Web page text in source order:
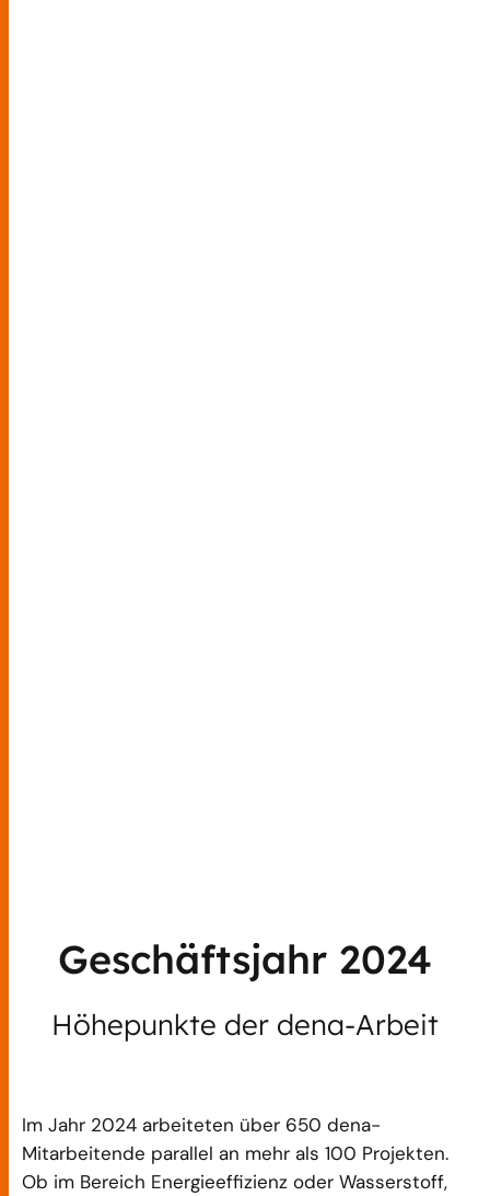
Geschäftsjahr 2024
Höhepunkte der dena-Arbeit
Im Jahr 2024 arbeiteten über 650 dena-
Mitarbeitende parallel an mehr als 100 Projekten.
Ob im Bereich Energieeffizienz oder Wasserstoff,